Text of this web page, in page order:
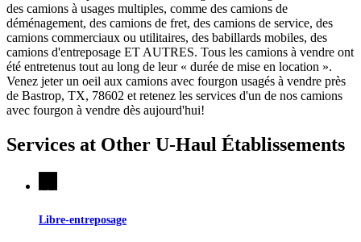
des camions à usages multiples, comme des camions de
déménagement, des camions de fret, des camions de service, des
camions commerciaux ou utilitaires, des babillards mobiles, des
camions d'entreposage ET AUTRES. Tous les camions à vendre ont
été entretenus tout au long de leur « durée de mise en location ».
Venez jeter un oeil aux camions avec fourgon usagés à vendre près
de Bastrop, TX, 78602 et retenez les services d'un de nos camions
avec fourgon à vendre dès aujourd'hui!
Services at Other U-Haul Établissements
Libre-entreposage